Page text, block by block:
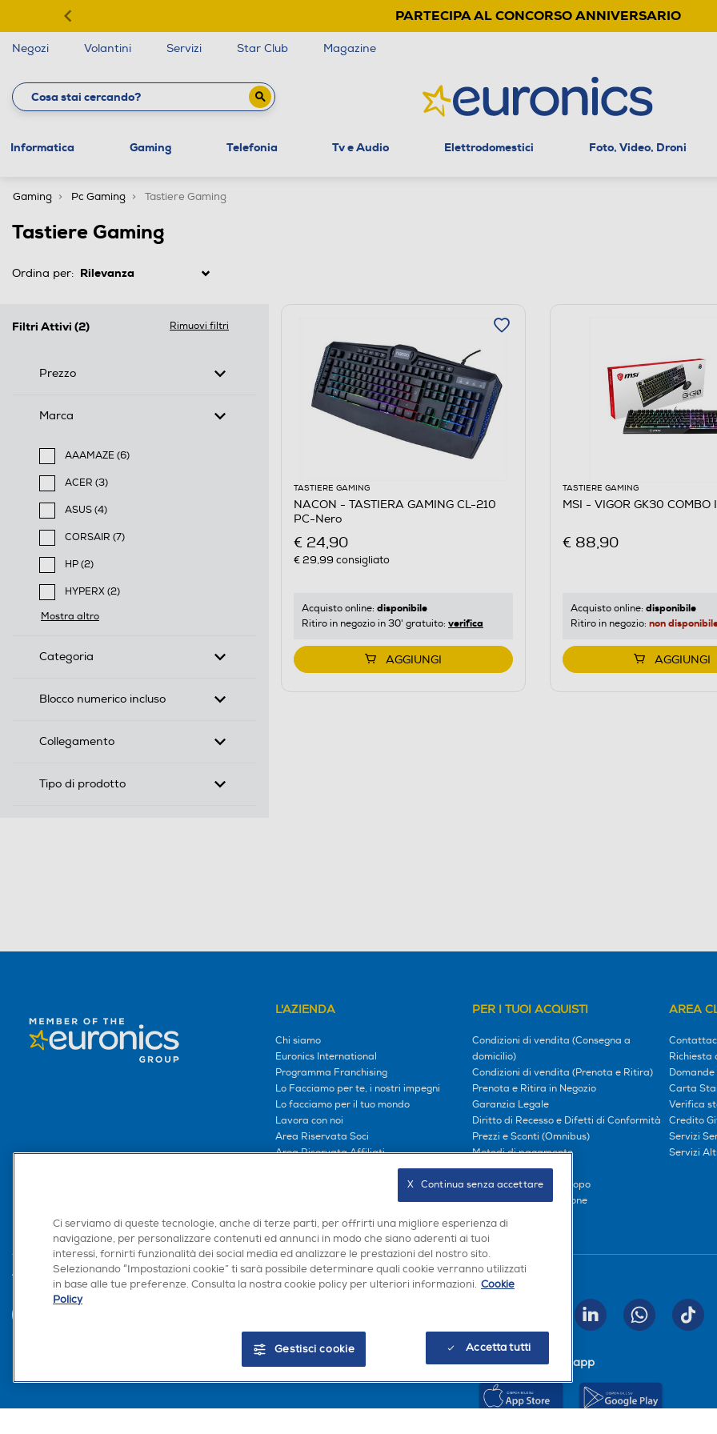
PARTECIPA AL CONCORSO ANNIVERSARIO
Negozi Volantini Servizi Star Club Magazine
Informatica Gaming Telefonia Tv e Audio Elettrodomestici Foto, Video, Droni
Gaming Pc Gaming Tastiere Gaming
Tastiere Gaming
Ordina per:
Filtri Attivi (2) Rimuovi filtri
Prezzo
Marca
AAAMAZE (6)
Filtra per Marca: AAAMAZE
ACER (3)
Filtra per Marca: ACER
ASUS (4)
Filtra per Marca: ASUS
CORSAIR (7)
Filtra per Marca: CORSAIR
HP (2)
Filtra per Marca: HP
HYPERX (2)
Filtra per Marca: HYPERX
Mostra altro
Categoria
Blocco numerico incluso
Collegamento
Tipo di prodotto
TASTIERE GAMING
NACON - TASTIERA GAMING CL-210
PC-Nero
€ 24,90
€ 29,99 consigliato
Acquisto online: disponibile
Ritiro in negozio in 30' gratuito: verifica
AGGIUNGI
TASTIERE GAMING
MSI - VIGOR GK30 COMBO
€ 88,90
Acquisto online: disponibile
Ritiro in negozio: non
AGGIUNGI
L'AZIENDA
Chi siamo
Euronics International
Programma Franchising
Lo Facciamo per te, i nostri impegni
Lo facciamo per il tuo mondo
Lavora con noi
Area Riservata Soci
Area Riservata Affiliati
PER I TUOI ACQUISTI
Condizioni di vendita (Consegna a
domicilio)
Condizioni di vendita (Prenota e Ritira)
Prenota e Ritira in Negozio
Garanzia Legale
Diritto di Recesso e Difetti di Conformità
Prezzi e Sconti (Omnibus)
Metodi di pagamento
Finanziamenti
Compra ora e paga dopo
Consegna e Installazione
AREA
Richiesta
Carta
Verifica
Credito
Servizi
Servizi
Trova negozio Seguici sui social
Scarica la nostra app
Ci serviamo di queste tecnologie, anche di terze parti, per offrirti una migliore esperienza di
navigazione, per personalizzare contenuti ed annunci in modo che siano aderenti ai tuoi
interessi, fornirti funzionalità dei social media ed analizzare le prestazioni del nostro sito.
Selezionando “Impostazioni cookie” ti sarà possibile determinare quali cookie verranno utilizzati
in base alle tue preferenze. Consulta la nostra cookie policy per ulteriori informazioni. Cookie
Policy
Accetta tutti
Gestisci cookie
X   Continua senza accettare